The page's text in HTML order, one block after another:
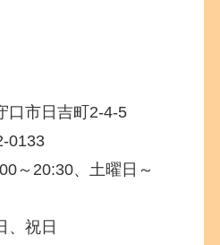
口市日吉町2-4-5
0133
20:30、土曜日～
祝日